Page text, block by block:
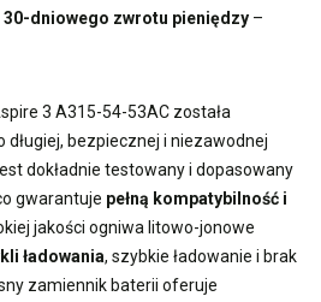
30-dniowego zwrotu pieniędzy –
3 A315-54-53AC została
bezpiecznej i niezawodnej
dokładnie testowany i dopasowany
gwarantuje pełną kompatybilność i
jakości ogniwa litowo-jonowe
ładowania, szybkie ładowanie i brak
zamiennik baterii oferuje